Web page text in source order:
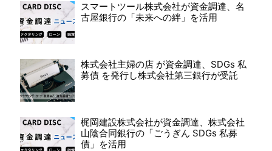
スマートツール株式会社が資金調達、名
古屋銀行の「未来への絆」を活用
株式会社主婦の店 が資金調達、SDGs 私
募債 を発行し株式会社第三銀行が受託
梶岡建設株式会社が資金調達、株式会社
山陰合同銀行の「ごうぎん SDGs 私募
債」を活用